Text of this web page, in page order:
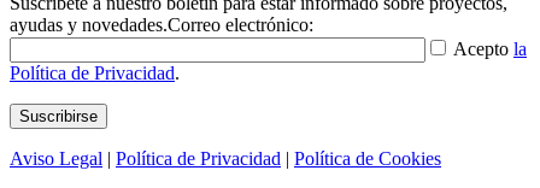
ayudas y novedades.Correo electrónico:
Acepto la
Política de Privacidad.
Aviso Legal | Política de Privacidad | Política de Cookies